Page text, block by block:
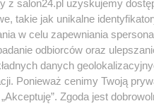
z salon24.pl uzyskujemy
takie jak unikalne
w celu zapewniania
odbiorców oraz
danych
Ponieważ cenimy Twoją
Zgoda jest